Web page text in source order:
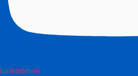
Linkedin-in